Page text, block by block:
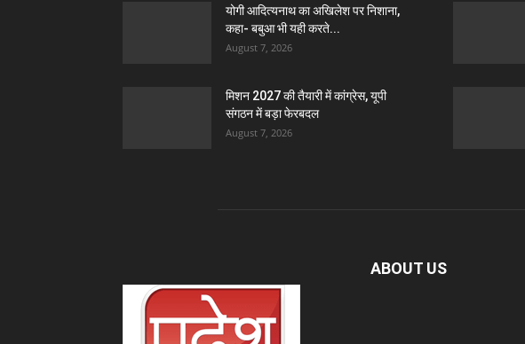
योगी आदित्यनाथ का अखिलेश पर निशाना,
कहा- बबुआ भी यही करते...
August 7, 2026
मिशन 2027 की तैयारी में कांग्रेस, यूपी
संगठन में बड़ा फेरबदल
August 7, 2026
ABOUT US